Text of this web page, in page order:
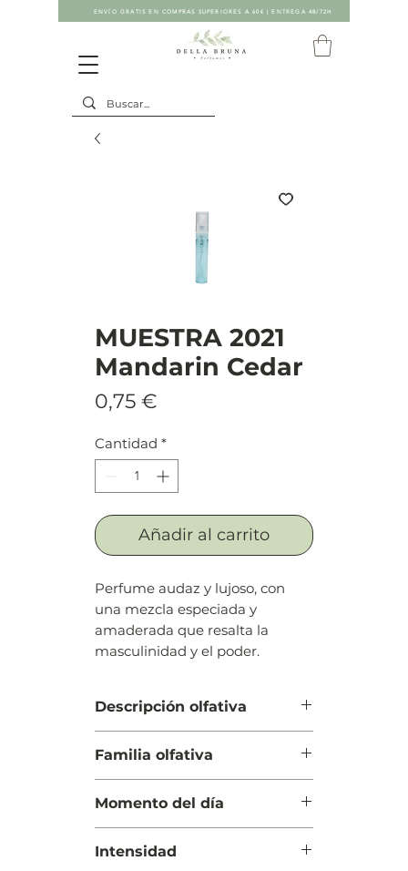
ENVÍO GRATIS EN COMPRAS SUPERIORES A 60€ | ENTREGA 48/72H
MUESTRA 2021
Mandarin Cedar
0,75 €
Cantidad *
Añadir al carrito
Perfume audaz y lujoso, con
una mezcla especiada y
amaderada que resalta la
masculinidad y el poder.
Descripción olfativa
Cuerpo: Madera de cedro
Fondo: Sándalo amaderado
Familia olfativa
Momento del día
Intensidad